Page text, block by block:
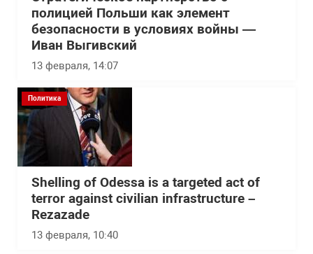
полицией Польши как элемент
безопасности в условиях войны —
Иван Выгивский
13 февраля, 14:07
Политика
Shelling of Odessa is a targeted act of
terror against civilian infrastructure –
Rezazade
13 февраля, 10:40